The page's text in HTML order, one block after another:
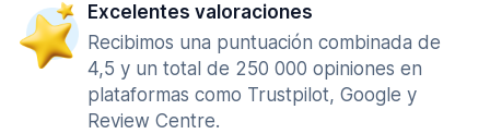
Excelentes valoraciones
Recibimos una puntuación combinada de
4,5 y un total de 250 000 opiniones en
plataformas como Trustpilot, Google y
Review Centre.